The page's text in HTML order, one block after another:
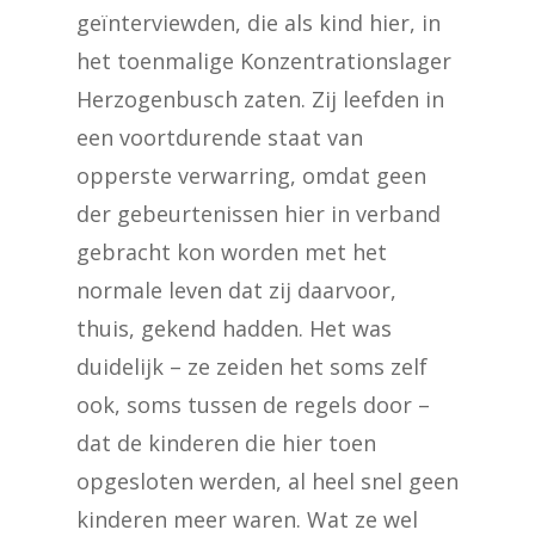
geïnterviewden, die als kind hier, in
het toenmalige Konzentrationslager
Herzogenbusch zaten. Zij leefden in
een voortdurende staat van
opperste verwarring, omdat geen
der gebeurtenissen hier in verband
gebracht kon worden met het
normale leven dat zij daarvoor,
thuis, gekend hadden. Het was
duidelijk – ze zeiden het soms zelf
ook, soms tussen de regels door –
dat de kinderen die hier toen
opgesloten werden, al heel snel geen
kinderen meer waren. Wat ze wel